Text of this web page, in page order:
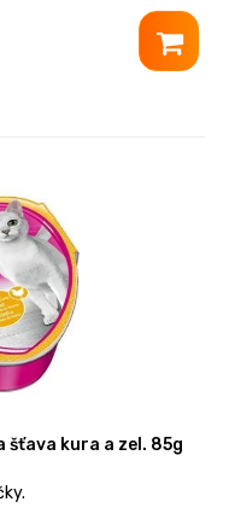
kura a zel. 85g